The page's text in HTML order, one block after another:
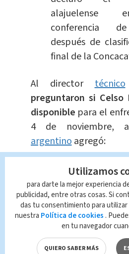
alajuelense
conferencia
después de
final de la
Al directortécnico
preguntaron si Celso
disponible para el
4 de
argentinoagregó:
“Tenemos
mañana
mañana del
siempre decisión
decisión para
Utilizamos
para darte la mejor experiencia
publicidad, entre otras cosas. Si
das tu consentimiento para
nuestra Política de cookies .
en tu navegador
QUIERO SABER MÁS